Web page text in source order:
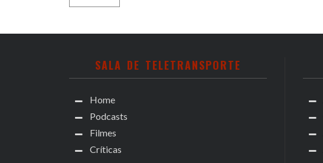
SALA DE TELETRANSPORTE
Home
Podcasts
Filmes
Críticas